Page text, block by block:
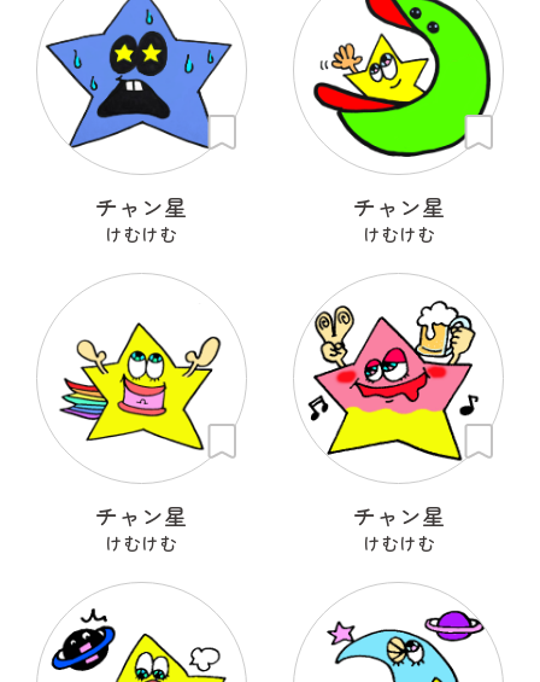
チャン星
けむけむ
チャン星
けむけむ
チャン星
けむけむ
チャン星
けむけむ